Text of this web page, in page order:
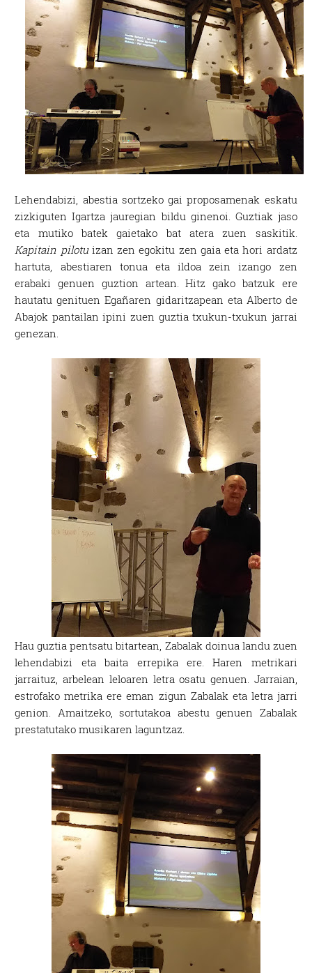
Lehendabizi, abestia sortzeko gai proposamenak eskatu
zizkiguten Igartza jauregian bildu ginenoi. Guztiak jaso
eta mutiko batek gaietako bat atera zuen saskitik.
Kapitain pilotuizan zen egokitu zen gaia eta hori ardatz
hartuta, abestiaren tonua eta ildoa zein izango zen
erabaki genuen guztion artean. Hitz gako batzuk ere
hautatu genituen Egañaren gidaritzapean eta Alberto de
Abajok pantailan ipini zuen guztia txukun-txukun jarrai
genezan.
Hau guztia pentsatu bitartean, Zabalak doinua landu zuen
lehendabizi eta baita errepika ere. Haren metrikari
jarraituz, arbelean leloaren letra osatu genuen. Jarraian,
estrofako metrika ere eman zigun Zabalak eta letra jarri
genion. Amaitzeko, sortutakoa abestu genuen Zabalak
prestatutako musikaren laguntzaz.